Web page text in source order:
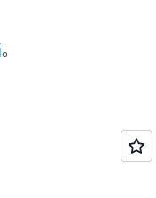
。